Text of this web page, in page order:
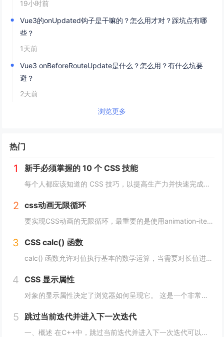
19小时前
Vue3的onUpdated钩子是干嘛的？怎么用才对？踩坑点有哪
些？
1天前
Vue3 onBeforeRouteUpdate是什么？怎么用？有什么坑要
避？
2天前
浏览更多
热门
1 新手必须掌握的 10 个 CSS 技能
每个人都应该知道的 CSS 技巧，以提高生产力并快速完成项目。 这里我为初学者收集了10个简单且必须知道的秘诀。 重置.css 某些浏览器对每个元素应用不同的样式，因此最好首先休息一下 CSS。 body, div, h1,h2,...
2 css动画无限循环
要实现CSS动画的无限循环，最重要的是使用animation-iteration-count属性，将其设置为infinite，继续动画就会循环播放。 栗子 CSS动画效果无限循环放大缩小 HTML： <image class="a...
3 CSS calc() 函数
calc() 函数允许对值执行基本的数学运算，当需要对长值进行百分比加法或减法时特别有用。 div { max-width: calc(80% - 100px) }它的工作原理是这样的： div { max-width: calc(...
4 CSS 显示属性
对象的显示属性决定了浏览器如何呈现它。 这是一个非常重要的属性，并且可能具有您可以使用的最多值。 这些值包括： blockinlinenonecontentsflowflow-roottable（以及所有那些table-*）fle...
5 跳过当前迭代并进入下一次迭代
一、概述 在C++中，跳过当前迭代并进入下一次迭代可以使用continue语句来实现。当循环遇到continue语句时，将会立即转到下一次循环的开始处，而不执行当前循环中剩余的代码。 通常情况下，continue语句用于在循环中处理特定的情...